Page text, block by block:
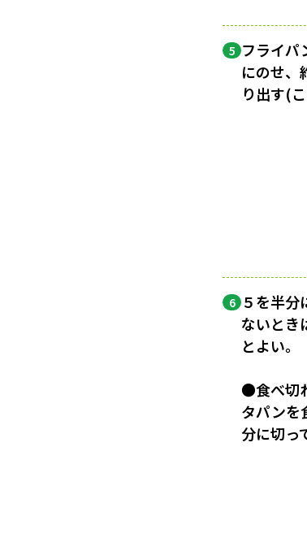
5 フライパ
にのせ、
り出す(
6 ５を半
ないとき
とよい。
●食べ切
タパンを
分に切っ